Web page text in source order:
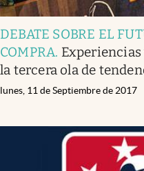
DEBATE SOBRE EL
COMPRA.
la tercera ola de
lunes, 11 de Septiembre de 2017